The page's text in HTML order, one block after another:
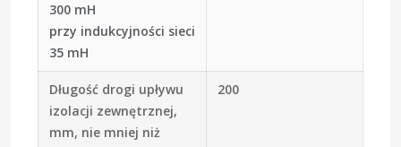
300 mH
przy indukcyjności sieci
35 mH
Długość drogi upływu
izolacji zewnętrznej,
mm, nie mniej niż
200